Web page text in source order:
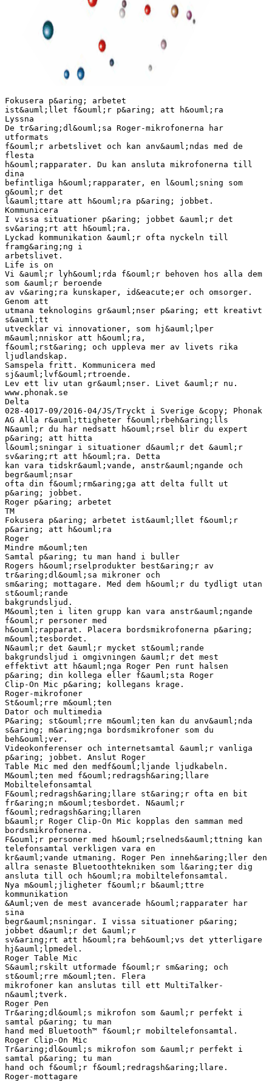
Fokusera p&aring; arbetet
ist&auml;llet f&ouml;r p&aring; att h&ouml;ra
Lyssna
De tr&aring;dl&ouml;sa Roger-mikrofonerna har
utformats
f&ouml;r arbetslivet och kan anv&auml;ndas med de
flesta
h&ouml;rapparater. Du kan ansluta mikrofonerna till
dina
befintliga h&ouml;rapparater, en l&ouml;sning som
g&ouml;r det
l&auml;ttare att h&ouml;ra p&aring; jobbet.
Kommunicera
I vissa situationer p&aring; jobbet &auml;r det
sv&aring;rt att h&ouml;ra.
Lyckad kommunikation &auml;r ofta nyckeln till
framg&aring;ng i
arbetslivet.
Life is on
Vi &auml;r lyh&ouml;rda f&ouml;r behoven hos alla dem
som &auml;r beroende
av v&aring;ra kunskaper, id&eacute;er och omsorger.
Genom att
utmana teknologins gr&auml;nser p&aring; ett kreativt
s&auml;tt
utvecklar vi innovationer, som hj&auml;lper
m&auml;nniskor att h&ouml;ra,
f&ouml;rst&aring; och uppleva mer av livets rika
ljudlandskap.
Samspela fritt. Kommunicera med
sj&auml;lvf&ouml;rtroende.
Lev ett liv utan gr&auml;nser. Livet &auml;r nu.
www.phonak.se
Delta
028-4017-09/2016-04/JS/Tryckt i Sverige &copy; Phonak
AG Alla r&auml;ttigheter f&ouml;rbeh&aring;lls
N&auml;r du har nedsatt h&ouml;rsel blir du expert
p&aring; att hitta
l&ouml;sningar i situationer d&auml;r det &auml;r
sv&aring;rt att h&ouml;ra. Detta
kan vara tidskr&auml;vande, anstr&auml;ngande och
begr&auml;nsar
ofta din f&ouml;rm&aring;ga att delta fullt ut
p&aring; jobbet.
Roger p&aring; arbetet
TM
Fokusera p&aring; arbetet ist&auml;llet f&ouml;r
p&aring; att h&ouml;ra
Roger
Mindre m&ouml;ten
Samtal p&aring; tu man hand i buller
Rogers h&ouml;rselprodukter best&aring;r av
tr&aring;dl&ouml;sa mikroner och
sm&aring; mottagare. Med dem h&ouml;r du tydligt utan
st&ouml;rande
bakgrundsljud.
M&ouml;ten i liten grupp kan vara anstr&auml;ngande
f&ouml;r personer med
h&ouml;rapparat. Placera bordsmikrofonerna p&aring;
m&ouml;tesbordet.
N&auml;r det &auml;r mycket st&ouml;rande
bakgrundsljud i omgivningen &auml;r det mest
effektivt att h&auml;nga Roger Pen runt halsen
p&aring; din kollega eller f&auml;sta Roger
Clip-On Mic p&aring; kollegans krage.
Roger-mikrofoner
St&ouml;rre m&ouml;ten
Dator och multimedia
P&aring; st&ouml;rre m&ouml;ten kan du anv&auml;nda
s&aring; m&aring;nga bordsmikrofoner som du
beh&ouml;ver.
Videokonferenser och internetsamtal &auml;r vanliga
p&aring; jobbet. Anslut Roger
Table Mic med den medf&ouml;ljande ljudkabeln.
M&ouml;ten med f&ouml;redragsh&aring;llare
Mobiltelefonsamtal
F&ouml;redragsh&aring;llare st&aring;r ofta en bit
fr&aring;n m&ouml;tesbordet. N&auml;r
f&ouml;redragsh&aring;llaren
b&auml;r Roger Clip-On Mic kopplas den samman med
bordsmikrofonerna.
F&ouml;r personer med h&ouml;rselneds&auml;ttning kan
telefonsamtal verkligen vara en
kr&auml;vande utmaning. Roger Pen inneh&aring;ller den
allra senaste Bluetoothtekniken som l&aring;ter dig
ansluta till och h&ouml;ra mobiltelefonsamtal.
Nya m&ouml;jligheter f&ouml;r b&auml;ttre
kommunikation
&Auml;ven de mest avancerade h&ouml;rapparater har
sina
begr&auml;nsningar. I vissa situationer p&aring;
jobbet d&auml;r det &auml;r
sv&aring;rt att h&ouml;ra beh&ouml;vs det ytterligare
hj&auml;lpmedel.
Roger Table Mic
S&auml;rskilt utformade f&ouml;r sm&aring; och
st&ouml;rre m&ouml;ten. Flera
mikrofoner kan anslutas till ett MultiTalker-
n&auml;tverk.
Roger Pen
Tr&aring;dl&ouml;s mikrofon som &auml;r perfekt i
samtal p&aring; tu man
hand med Bluetooth™ f&ouml;r mobiltelefonsamtal.
Roger Clip-On Mic
Tr&aring;dl&ouml;s mikrofon som &auml;r perfekt i
samtal p&aring; tu man
hand och f&ouml;r f&ouml;redragsh&aring;llare.
Roger-mottagare